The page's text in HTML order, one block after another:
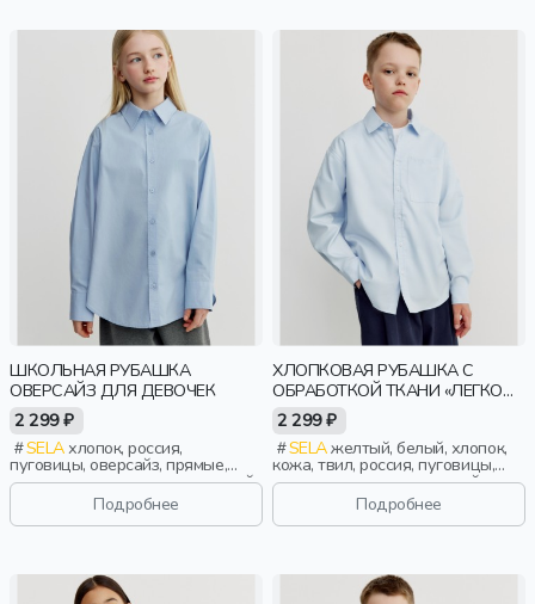
ШКОЛЬНАЯ РУБАШКА
ОВЕРСАЙЗ ДЛЯ ДЕВОЧЕК
2 299 ₽
SELAхлопок, россия,
пуговицы, оверсайз, прямые,
удлиненные, длинные, длинный
рукав, застежка, складки, школа,
свободные, воротник, девочки,
дети
Подробнее
ХЛОПКОВАЯ РУБАШКА С
ОБРАБОТКОЙ ТКАНИ «ЛЕГКО
ГЛАДИТЬ» ДЛЯ МАЛЬЧИКОВ
2 299 ₽
SELAжелтый, белый, хлопок,
кожа, твил, россия, пуговицы,
прямые, длинные, длинный
рукав, застежка, складки, школа,
манжета, свободные, карман,
воротник, мальчики, дети
Подробнее